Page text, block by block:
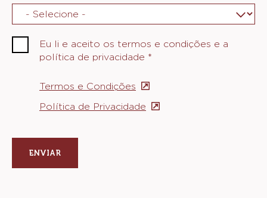
Eu li e aceito os termos e condições e a
política de privacidade *
Termos e Condições (opens
Política de Privacidade (opens